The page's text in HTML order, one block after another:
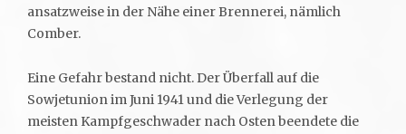
ansatzweise in der Nähe einer Brennerei, nämlich
Comber.
Eine Gefahr bestand nicht. Der Überfall auf die
Sowjetunion im Juni 1941 und die Verlegung der
meisten Kampfgeschwader nach Osten beendete die